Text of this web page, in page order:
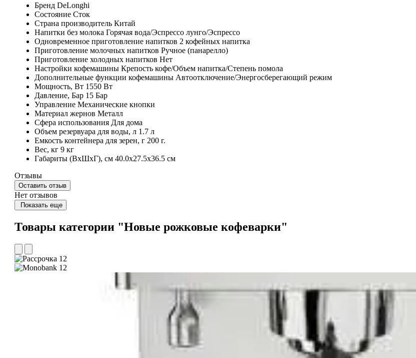
Бренд DeLonghi
Состояние Сток
Страна производитель Китай
Напитки без молока Горячая вода/Эспрессо лунго/Эспрессо
Одновременное приготовление напитков 2 кофейных напитка
Приготовление молочныx напитков Ручное (панарелло)
Приготовление холодных напитков Нет
Настройки кофемашины Крепость кофе/Объем напитка/Степень помола
Дополнительные функции кофемашины Автоотключение/Энергосберегающий режим
Мощность, Вт 1550 Вт
Давление, Бар 15 Бар
Управление Механические кнопки
Материал жернов Металл
Сфера использования Для дома
Объем резервуара для воды, л 1.7 л
Емкость контейнера для зерен, г 200 г.
Вес, кг 9 кг
Габариты (ВхШхГ), см 40.0х27.5х36.5 см
Отзывы
Оставить отзыв
Нет отзывов
Показать еще
Товары категории "Новые рожковые кофеварки"
12
12